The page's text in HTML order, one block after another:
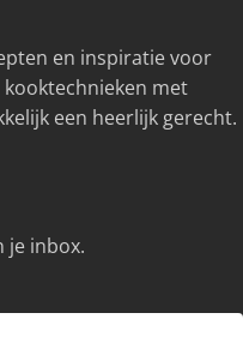
en inspiratie voor
met
een heerlijk gerecht.
je inbox.